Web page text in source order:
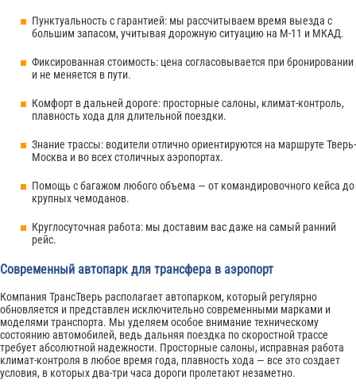
Пунктуальность с гарантией: мы рассчитываем время выезда с
большим запасом, учитывая дорожную ситуацию на М-11 и МКАД.
Фиксированная стоимость: цена согласовывается при бронировании
и не меняется в пути.
Комфорт в дальней дороге: просторные салоны, климат-контроль,
плавность хода для длительной поездки.
Знание трассы: водители отлично ориентируются на маршруте Тверь-
Москва и во всех столичных аэропортах.
Помощь с багажом любого объема — от командировочного кейса до
крупных чемоданов.
Круглосуточная работа: мы доставим вас даже на самый ранний
рейс.
Современный автопарк для трансфера в аэропорт
Компания ТрансТверь располагает автопарком, который регулярно
обновляется и представлен исключительно современными марками и
моделями транспорта. Мы уделяем особое внимание техническому
состоянию автомобилей, ведь дальняя поездка по скоростной трассе
требует абсолютной надежности. Просторные салоны, исправная работа
климат-контроля в любое время года, плавность хода — все это создает
условия, в которых два-три часа дороги пролетают незаметно.